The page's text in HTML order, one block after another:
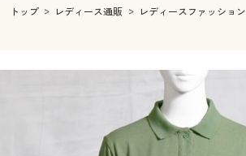
レディースファッション
インナー・下着通販すべて
ジュニア・ティーンズ下着
メンズ
寝具・インテリア・家具
寝具・インテリア・家具通販すべて
キッチン・雑貨・日用品
寝具・インテリア・家具通販すべて
美容・健康通販すべて
制服・スクール
トップ レディース通販 レディースファッション